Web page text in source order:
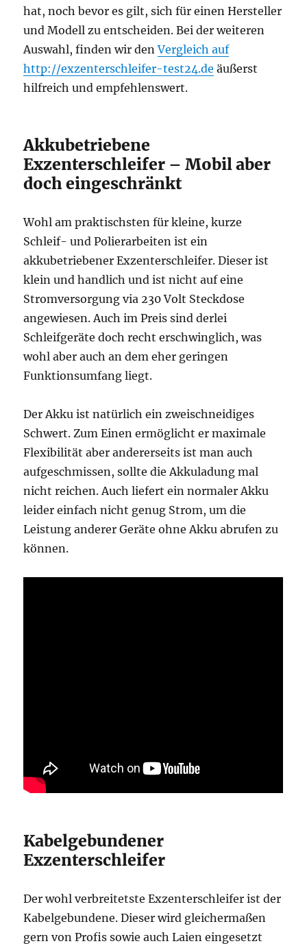
hat, noch bevor es gilt, sich für einen Hersteller
und Modell zu entscheiden. Bei der weiteren
Auswahl, finden wir denVergleich auf
http://exzenterschleifer-test24.de äußerst
hilfreich und empfehlenswert.
Akkubetriebene
Exzenterschleifer – Mobil aber
doch eingeschränkt
Wohl am praktischsten für kleine, kurze
Schleif- und Polierarbeiten ist ein
akkubetriebener Exzenterschleifer. Dieser ist
klein und handlich und ist nicht auf eine
Stromversorgung via 230 Volt Steckdose
angewiesen. Auch im Preis sind derlei
Schleifgeräte doch recht erschwinglich, was
wohl aber auch an dem eher geringen
Funktionsumfang liegt.
Der Akku ist natürlich ein zweischneidiges
Schwert. Zum Einen ermöglicht er maximale
Flexibilität aber andererseits ist man auch
aufgeschmissen, sollte die Akkuladung mal
nicht reichen. Auch liefert ein normaler Akku
leider einfach nicht genug Strom, um die
Leistung anderer Geräte ohne Akku abrufen zu
können.
Kabelgebundener
Exzenterschleifer
Der wohl verbreitetste Exzenterschleifer ist der
Kabelgebundene. Dieser wird gleichermaßen
gern von Profis sowie auch Laien eingesetzt